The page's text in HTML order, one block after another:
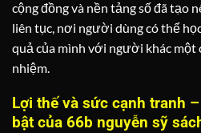
cộng đồng và nền tảng số đã tạo
liên tục, nơi người dùng có thể
quả của mình với người khác một
nhiệm.
Lợi thế và sức cạnh tranh
bật của 66b nguyễn sỹ